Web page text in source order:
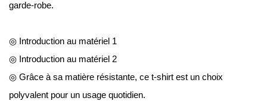
garde-robe.
◎ Introduction au matériel 1
◎ Introduction au matériel 2
◎ Grâce à sa matière résistante, ce t-shirt est un choix
polyvalent pour un usage quotidien.